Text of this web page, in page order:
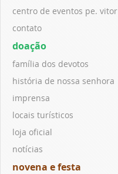
centro de eventos pe. vitor
contato
doação
família dos devotos
história de nossa senhora
imprensa
locais turísticos
loja oficial
notícias
novena e festa